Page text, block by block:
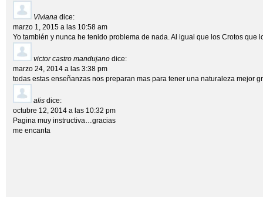
Viviana dice:
marzo 1, 2015 a las 10:58 am
Yo también y nunca he tenido problema de nada. Al igual que los Crotos que
victor castro mandujano dice:
marzo 24, 2014 a las 3:38 pm
todas estas enseñanzas nos preparan mas para tener una naturaleza mejor
alis dice:
octubre 12, 2014 a las 10:32 pm
Pagina muy instructiva…gracias
me encanta